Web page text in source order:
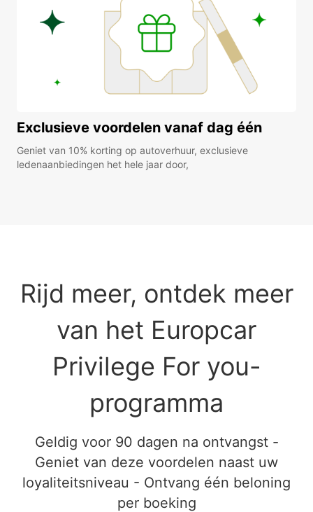
Exclusieve voordelen vanaf dag één
Geniet van 10% korting op autoverhuur, exclusieve
ledenaanbiedingen het hele jaar door,
Rijd meer, ontdek meer
van het Europcar
Privilege For you-
programma
Geldig voor 90 dagen na ontvangst -
Geniet van deze voordelen naast uw
loyaliteitsniveau - Ontvang één beloning
per boeking